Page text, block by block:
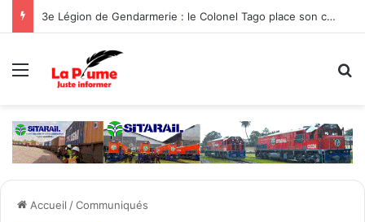
3e Légion de Gendarmerie : le Colonel Tago place son commandement sous le signe de la protection des populations
Menu
Accueil /Communiqués